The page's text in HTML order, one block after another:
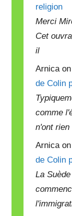
religion
Merci
Cet
il
Arnica
de Colin
comme
n'ont
Arnica
de Colin
La